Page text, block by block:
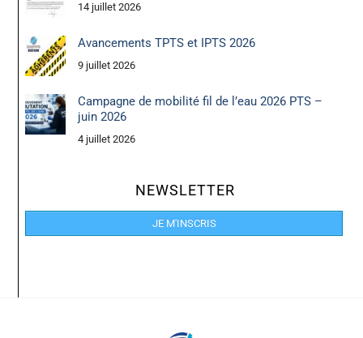
14 juillet 2026
Avancements TPTS et IPTS 2026
9 juillet 2026
Campagne de mobilité fil de l’eau 2026 PTS –
juin 2026
4 juillet 2026
NEWSLETTER
JE M'INSCRIS